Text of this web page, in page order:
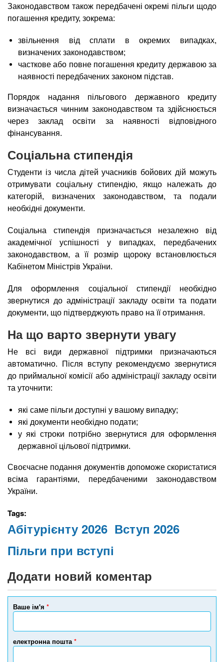
Законодавством також передбачені окремі пільги щодо
погашення кредиту, зокрема:
звільнення від сплати в окремих випадках,
визначених законодавством;
часткове або повне погашення кредиту державою за
наявності передбачених законом підстав.
Порядок надання пільгового державного кредиту
визначається чинним законодавством та здійснюється
через заклад освіти за наявності відповідного
фінансування.
Соціальна стипендія
Студенти із числа дітей учасників бойових дій можуть
отримувати соціальну стипендію, якщо належать до
категорій, визначених законодавством, та подали
необхідні документи.
Соціальна стипендія призначається незалежно від
академічної успішності у випадках, передбачених
законодавством, а її розмір щороку встановлюється
Кабінетом Міністрів України.
Для оформлення соціальної стипендії необхідно
звернутися до адміністрації закладу освіти та подати
документи, що підтверджують право на її отримання.
На що варто звернути увагу
Не всі види державної підтримки призначаються
автоматично. Після вступу рекомендуємо звернутися
до приймальної комісії або адміністрації закладу освіти
та уточнити:
які саме пільги доступні у вашому випадку;
які документи необхідно подати;
у які строки потрібно звернутися для оформлення
державної цільової підтримки.
Своєчасне подання документів допоможе скористатися
всіма гарантіями, передбаченими законодавством
України.
Tags:
Абітурієнту 2026 Вступ 2026
Пільги при вступі
Додати новий коментар
Ваше ім'я *
електронна пошта *